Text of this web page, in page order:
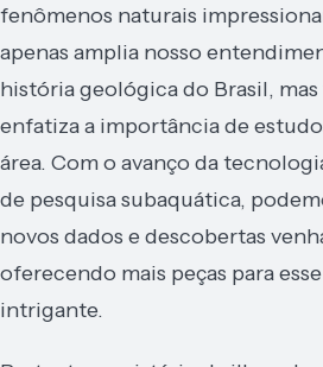
fenômenos naturais
apenas amplia nosso
história geológica do Brasil,
enfatiza a importância de
área. Com o avanço da
de pesquisa subaquática,
novos dados e descobertas
oferecendo mais peças para
intrigante.